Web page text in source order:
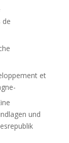
de
et
und